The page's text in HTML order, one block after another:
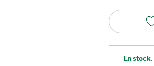
En stock,